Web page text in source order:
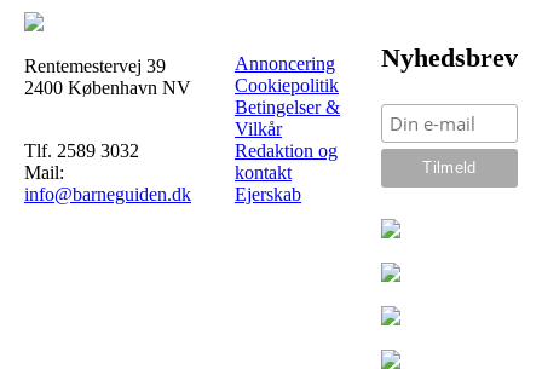
Rentemestervej 39
2400 København NV
Tlf. 2589 3032
Mail:
info@barneguiden.dk
Annoncering
Cookiepolitik
Betingelser &
Vilkår
Redaktion og
kontakt
Ejerskab
Nyhedsbrev